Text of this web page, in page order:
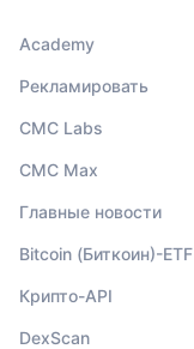
Academy
Рекламировать
CMC Labs
CMC Max
Главные новости
Bitcoin (Биткоин)-ETF
Крипто-API
DexScan